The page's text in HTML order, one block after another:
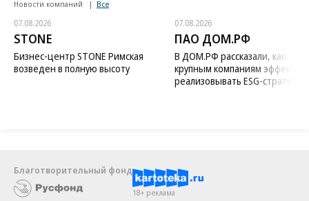
Новости компаний Все
07.08.2026
STONE
Бизнес-центр STONE Римская
возведен в полную высоту
07.08.2026
ПАО ДОМ.РФ
В ДОМ.РФ рассказали, как
крупным компаниям
реализовывать ESG-стратегию
Благотворительный фонд
18+ реклама